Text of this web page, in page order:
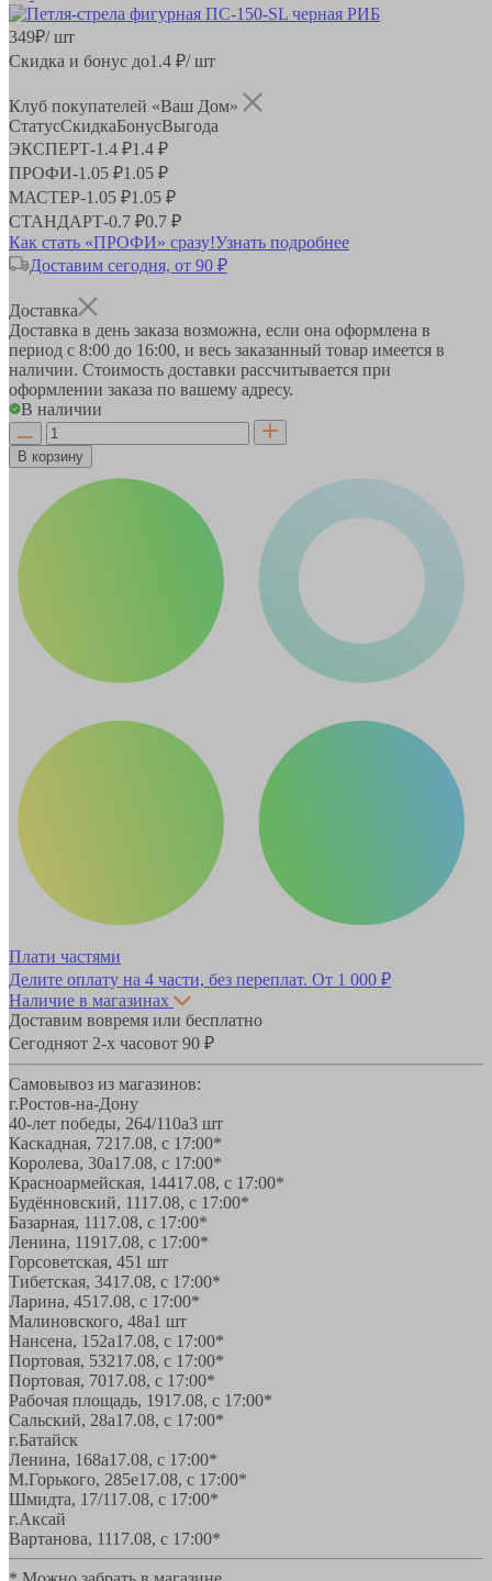
349₽/ шт
Скидка и бонус до1.4 ₽/ шт
Клуб покупателей «Ваш Дом»
СтатусСкидкаБонусВыгода
ЭКСПЕРТ-1.4 ₽1.4 ₽
ПРОФИ-1.05 ₽1.05 ₽
МАСТЕР-1.05 ₽1.05 ₽
СТАНДАРТ-0.7 ₽0.7 ₽
Как стать «ПРОФИ» сразу!Узнать подробнее
Доставим сегодня, от 90 ₽
Доставка
Доставка в день заказа возможна, если она оформлена в
период с 8:00 до 16:00, и весь заказанный товар имеется в
наличии. Стоимость доставки рассчитывается при
оформлении заказа по вашему адресу.
В наличии
В корзину
Плати частями
Делите оплату на 4 части, без переплат. От 1 000 ₽
Наличие в магазинах
Доставим вовремя или бесплатно
Сегодняот 2-х часовот 90 ₽
Самовывоз из магазинов:
г.Ростов-на-Дону
40-лет победы, 264/110а3 шт
Каскадная, 7217.08, с 17:00*
Королева, 30а17.08, с 17:00*
Красноармейская, 14417.08, с 17:00*
Будённовский, 1117.08, с 17:00*
Базарная, 1117.08, с 17:00*
Ленина, 11917.08, с 17:00*
Горсоветская, 451 шт
Тибетская, 3417.08, с 17:00*
Ларина, 4517.08, с 17:00*
Малиновского, 48а1 шт
Нансена, 152а17.08, с 17:00*
Портовая, 53217.08, с 17:00*
Портовая, 7017.08, с 17:00*
Рабочая площадь, 1917.08, с 17:00*
Сальский, 28a17.08, с 17:00*
г.Батайск
Ленина, 168а17.08, с 17:00*
М.Горького, 285е17.08, с 17:00*
Шмидта, 17/117.08, с 17:00*
г.Аксай
Вартанова, 1117.08, с 17:00*